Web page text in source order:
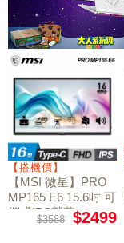
W11
【搭機價】
【MSI 微星】PRO
MP165 E6 15.6吋 可
攜式IPS螢幕
$3588 $2499